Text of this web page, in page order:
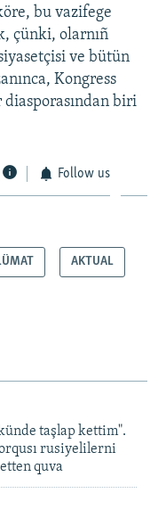
bu vazifege
çünki, olarnıñ
ve bütün
Kongress
biri
Follow us
AKTUAL
taşlap kettim".
rusiyelilerni
quva